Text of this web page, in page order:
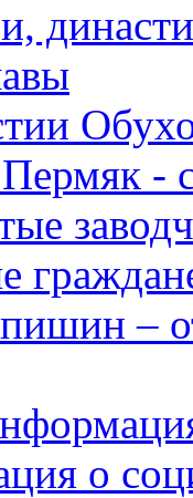
-
–
о